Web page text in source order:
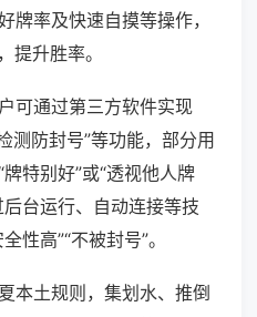
牌率及快速自摸等操作，
提升胜率。
可通过第三方软件实现
测防封号”等功能，部分用
特别好”或“透视他人牌
台运行、自动连接等技
性高”“不被封号”。
本土规则，集划水、推倒